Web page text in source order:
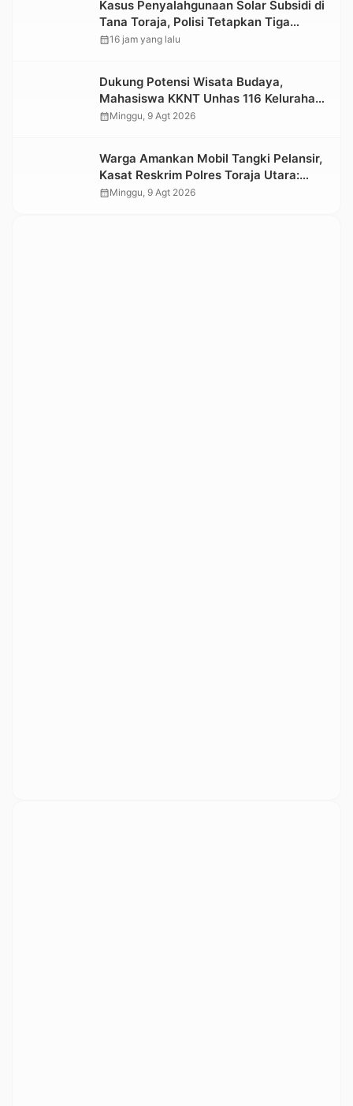
Kasus Penyalahgunaan Solar Subsidi di
Tana Toraja, Polisi Tetapkan Tiga
Tersangka Baru
calendar_month16 jam yang lalu
Dukung Potensi Wisata Budaya,
Mahasiswa KKNT Unhas 116 Kelurahan
Nonongan Utara Pasang Papan
calendar_monthMinggu, 9 Agt 2026
Warga Amankan Mobil Tangki Pelansir,
Kasat Reskrim Polres Toraja Utara:
Proses Hukum Berjalan Transparan
calendar_monthMinggu, 9 Agt 2026